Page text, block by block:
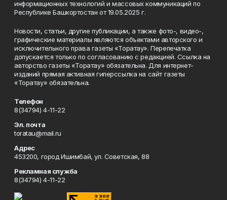
информационных технологий и массовых коммуникаций по
Республике Башкортостан от 19.05.2025 г.
Новости, статьи, другие публикации, а также фото-, видео-,
графические материалы являются объектами авторского и
исключительного права газеты «Торатау». Перепечатка
допускается только по согласованию с редакцией. Ссылка на
авторство газеты «Торатау» обязательна. Для интернет-
изданий прямая активная гиперссылка на сайт газеты
«Торатау» обязательна.
Телефон
8(34794) 4-11-22
Эл. почта
toratau@mail.ru
Адрес
453200, город Ишимбай, ул. Советская, 88
Рекламная служба
8(34794) 4-11-22